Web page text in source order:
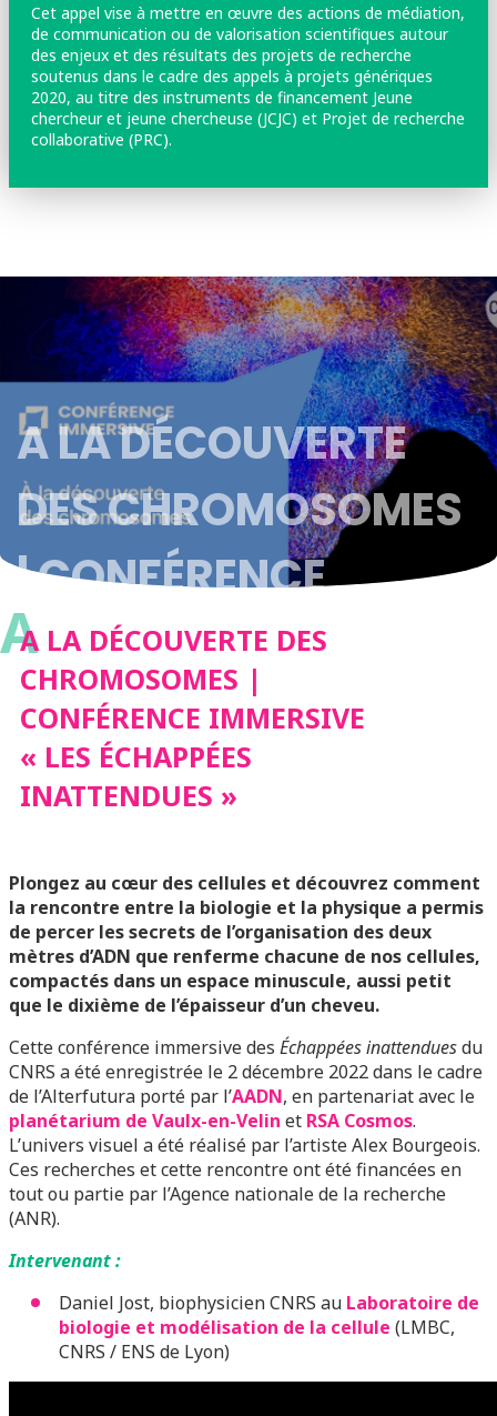
Cet appel vise à mettre en œuvre des actions de médiation,
de communication ou de valorisation scientifiques autour
des enjeux et des résultats des projets de recherche
soutenus dans le cadre des appels à projets génériques
2020, au titre des instruments de financement Jeune
chercheur et jeune chercheuse (JCJC) et Projet de recherche
collaborative (PRC).
A LA DÉCOUVERTE
DES CHROMOSOMES
| CONFÉRENCE
IMMERSIVE « LES
ÉCHAPPÉES
INATTENDUES »
AA LA DÉCOUVERTE DES
CHROMOSOMES |
CONFÉRENCE IMMERSIVE
« LES ÉCHAPPÉES
INATTENDUES »
Plongez au cœur des cellules et découvrez comment
la rencontre entre la biologie et la physique a permis
de percer les secrets de l’organisation des deux
mètres d’ADN que renferme chacune de nos cellules,
compactés dans un espace minuscule, aussi petit
que le dixième de l’épaisseur d’un cheveu.
Cette conférence immersive des Échappées inattenduesdu
CNRS a été enregistrée le 2 décembre 2022 dans le cadre
de l’Alterfutura porté par l’AADN, en partenariat avec le
planétarium de Vaulx-en-Velin et RSA Cosmos.
L’univers visuel a été réalisé par l’artiste Alex Bourgeois.
Ces recherches et cette rencontre ont été financées en
tout ou partie par l’Agence nationale de la recherche
(ANR).
Intervenant :
Daniel Jost, biophysicien CNRS au Laboratoire de
biologie et modélisation de la cellule (LMBC,
CNRS / ENS de Lyon)